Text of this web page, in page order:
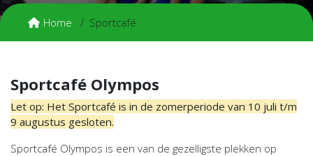
Home Sportcafé
Sportcafé Olympos
Let op: Het Sportcafé is in de zomerperiode van 10 juli t/m
9 augustus gesloten.
Sportcafé Olympos is een van de gezelligste plekken op